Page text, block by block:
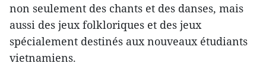
non seulement des chants et des danses, mais
aussi des jeux folkloriques et des jeux
spécialement destinés aux nouveaux étudiants
vietnamiens.